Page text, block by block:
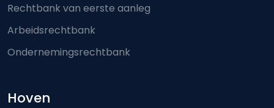
Rechtbank van eerste aanleg
Arbeidsrechtbank
Ondernemingsrechtbank
Hoven